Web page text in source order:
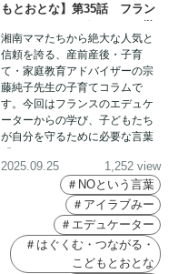
もとおとな】第35話 フラン
スのエデュケーターからの学
びそして…「NO!～子どもに
も大人にも大切なことば～」
湘南ママたちから絶大な人気と
信頼を誇る、産前産後・子育
て・家庭教育アドバイザーの宗
藤純子先生の子育てコラムで
す。今回はフランスのエデュケ
ーターからの学び、子どもたち
が自分を守るために必要な言葉
『NO』についてです。
2025.09.25
1,252 view
＃NOという言葉
＃アイラブみー
＃エデュケーター
＃はぐくむ・つながる・
こどもとおとな